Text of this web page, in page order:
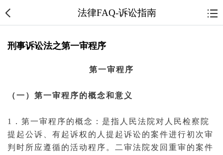
法律FAQ-诉讼指南
刑事诉讼法之第一审程序
第一审程序
（一）第一审程序的概念和意义
1．第一审程序的概念：是指人民法院 对人民检察院
提起公诉
、有起诉权的人提起诉讼的案件进行初次审
判 时所应遵循的活动程序。 二审法院 发回重审 的案件